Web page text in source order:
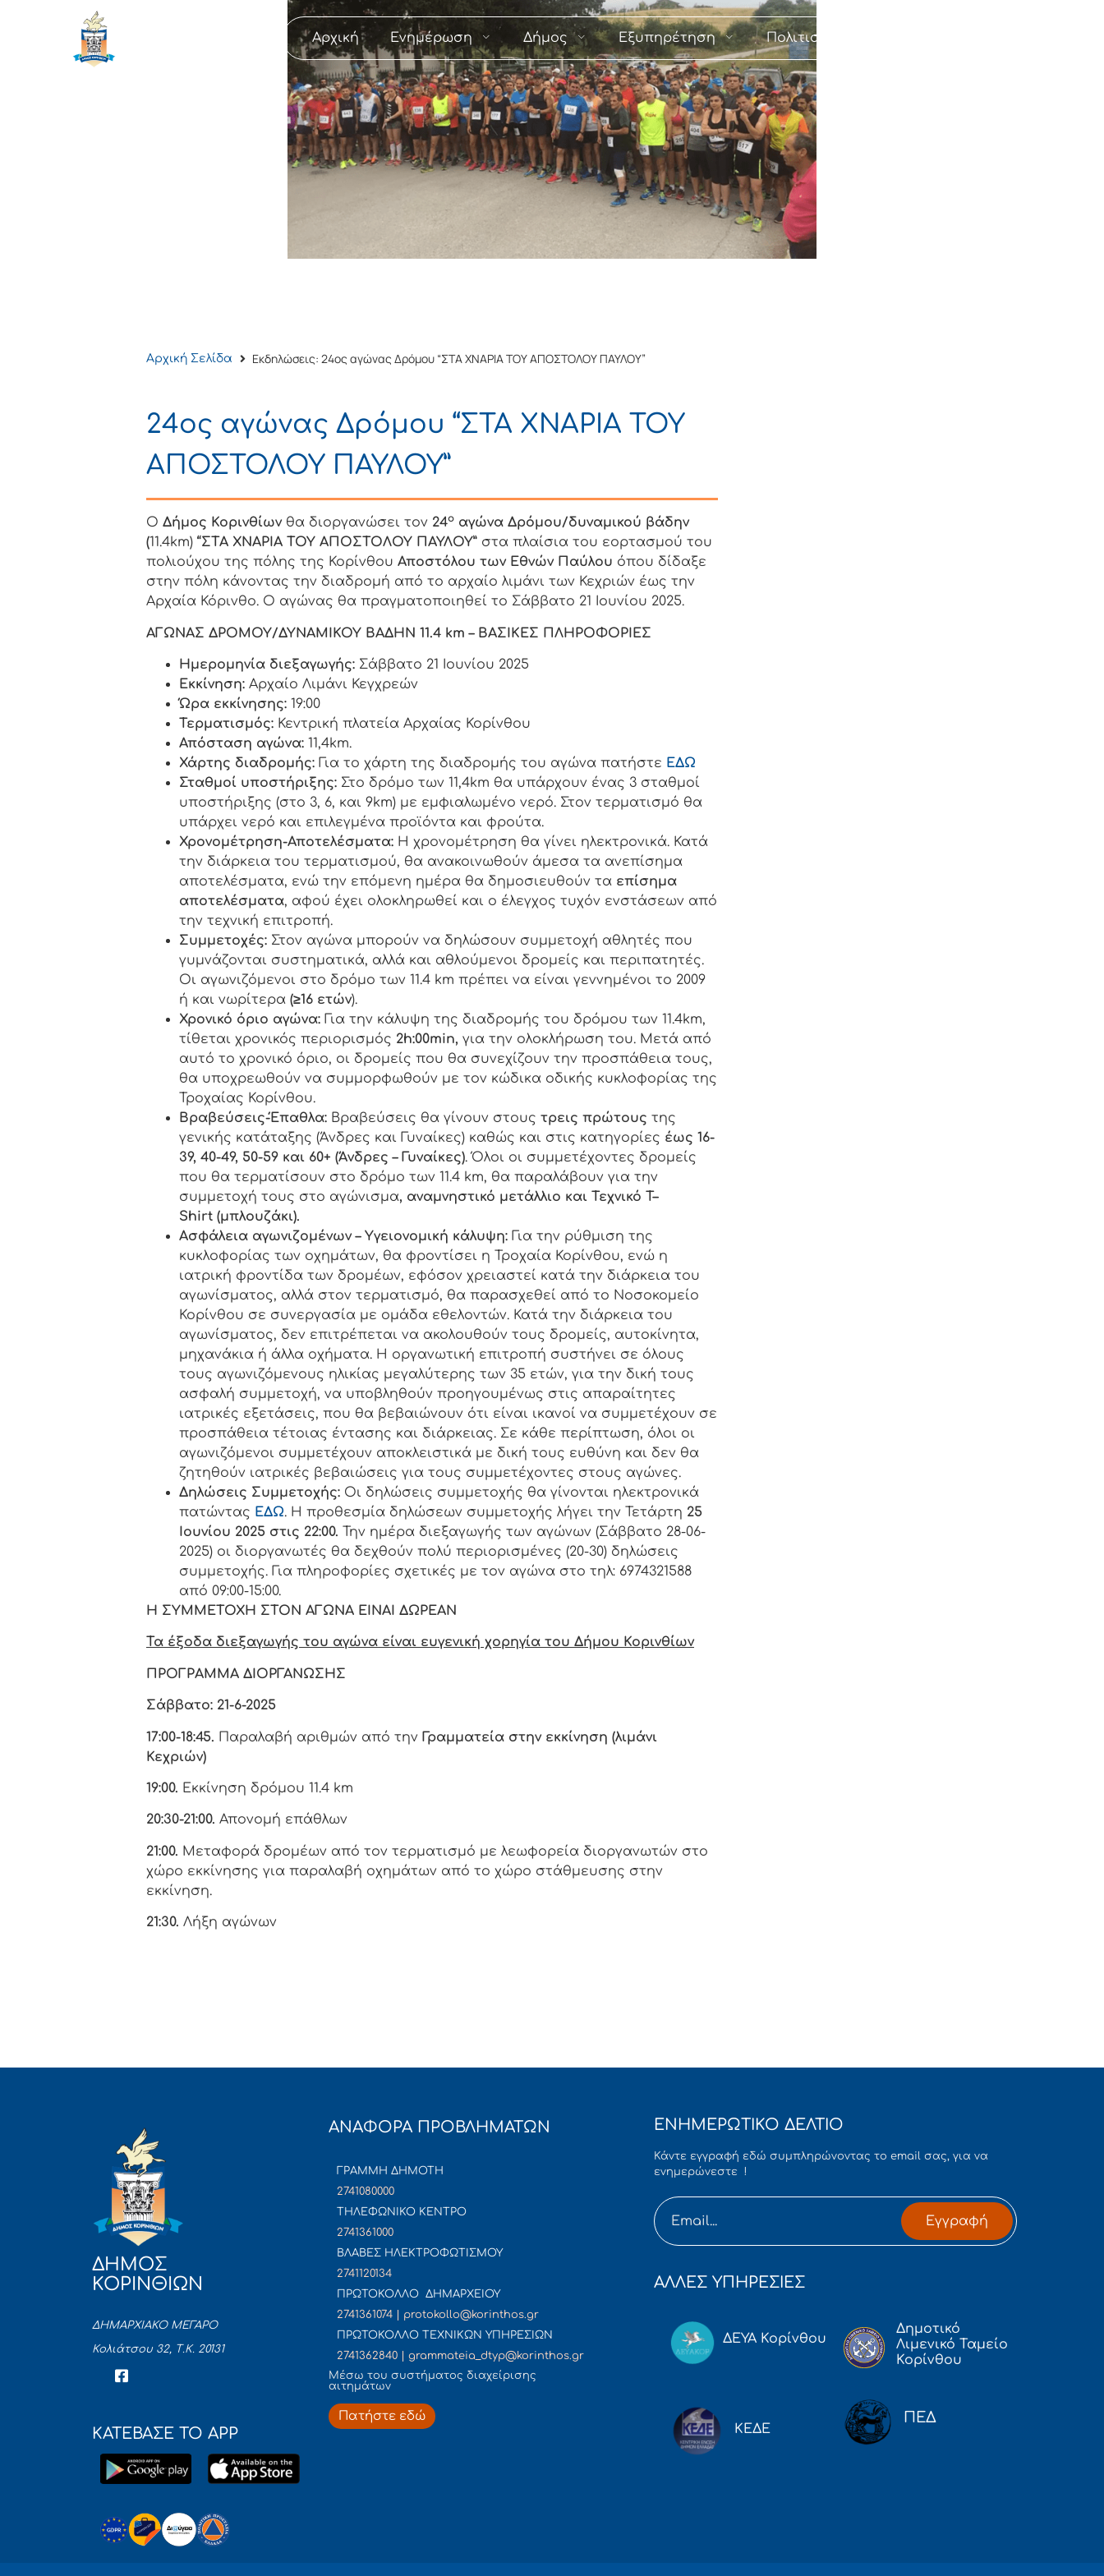
Αρχική Ενημέρωση Δήμος Εξυπηρέτηση Πολιτισμός
Αρχική Σελίδα Εκδηλώσεις: 24ος αγώνας Δρόμου “ΣΤΑ ΧΝΑΡΙΑ ΤΟΥ ΑΠΟΣΤΟΛΟΥ ΠΑΥΛΟΥ”
24ος αγώνας Δρόμου “ΣΤΑ ΧΝΑΡΙΑ ΤΟΥ
ΑΠΟΣΤΟΛΟΥ ΠΑΥΛΟΥ”
O Δήμος Κορινθίων θα διοργανώσει τον 24ο αγώνα Δρόμου/δυναμικού βάδην
(11.4km) “ΣΤΑ ΧΝΑΡΙΑ ΤΟΥ ΑΠΟΣΤΟΛΟΥ ΠΑΥΛΟΥ” στα πλαίσια του εορτασμού του
πολιούχου της πόλης της Κορίνθου Αποστόλου των Εθνών Παύλου όπου δίδαξε
στην πόλη κάνοντας την διαδρομή από το αρχαίο λιμάνι των Κεχριών έως την
Αρχαία Κόρινθο. Ο αγώνας θα πραγματοποιηθεί το Σάββατο 21 Ιουνίου 2025.
ΑΓΩΝΑΣ ΔΡΟΜΟΥ/ΔΥΝΑΜΙΚΟΥ ΒΑΔΗΝ 11.4 km – ΒΑΣΙΚΕΣ ΠΛΗΡΟΦΟΡΙΕΣ
Ημερομηνία διεξαγωγής: Σάββατο 21 Ιουνίου 2025
Εκκίνηση: Αρχαίο Λιμάνι Κεγχρεών
Ώρα εκκίνησης: 19:00
Τερματισμός: Κεντρική πλατεία Αρχαίας Κορίνθου
Απόσταση αγώνα: 11,4km.
Χάρτης διαδρομής: Για το χάρτη της διαδρομής του αγώνα πατήστε ΕΔΩ
Σταθμοί υποστήριξης: Στο δρόμο των 11,4km θα υπάρχουν ένας 3 σταθμοί
υποστήριξης (στο 3, 6, και 9km) με εμφιαλωμένο νερό. Στον τερματισμό θα
υπάρχει νερό και επιλεγμένα προϊόντα και φρούτα.
Χρονομέτρηση-Αποτελέσματα: Η χρονομέτρηση θα γίνει ηλεκτρονικά. Κατά
την διάρκεια του τερματισμού, θα ανακοινωθούν άμεσα τα ανεπίσημα
αποτελέσματα, ενώ την επόμενη ημέρα θα δημοσιευθούν τα επίσημα
αποτελέσματα, αφού έχει ολοκληρωθεί και ο έλεγχος τυχόν ενστάσεων από
την τεχνική επιτροπή.
Συμμετοχές: Στον αγώνα μπορούν να δηλώσουν συμμετοχή αθλητές που
γυμνάζονται συστηματικά, αλλά και αθλούμενοι δρομείς και περιπατητές.
Οι αγωνιζόμενοι στο δρόμο των 11.4 km πρέπει να είναι γεννημένοι το 2009
ή και νωρίτερα (≥16 ετών).
Χρονικό όριο αγώνα: Για την κάλυψη της διαδρομής του δρόμου των 11.4km,
τίθεται χρονικός περιορισμός 2h:00min, για την ολοκλήρωση του. Μετά από
αυτό το χρονικό όριο, οι δρομείς που θα συνεχίζουν την προσπάθεια τους,
θα υποχρεωθούν να συμμορφωθούν με τον κώδικα οδικής κυκλοφορίας της
Τροχαίας Κορίνθου.
Βραβεύσεις-Έπαθλα: Βραβεύσεις θα γίνουν στους τρεις πρώτους της
γενικής κατάταξης (Άνδρες και Γυναίκες) καθώς και στις κατηγορίες έως 16-
39, 40-49, 50-59 και 60+ (Άνδρες – Γυναίκες). Όλοι οι συμμετέχοντες δρομείς
που θα τερματίσουν στο δρόμο των 11.4 km, θα παραλάβουν για την
συμμετοχή τους στο αγώνισμα, αναμνηστικό μετάλλιο και Τεχνικό T–
Shirt (μπλουζάκι).
Ασφάλεια αγωνιζομένων – Υγειονομική κάλυψη: Για την ρύθμιση της
κυκλοφορίας των οχημάτων, θα φροντίσει η Τροχαία Κορίνθου, ενώ η
ιατρική φροντίδα των δρομέων, εφόσον χρειαστεί κατά την διάρκεια του
αγωνίσματος, αλλά στον τερματισμό, θα παρασχεθεί από το Νοσοκομείο
Κορίνθου σε συνεργασία με ομάδα εθελοντών. Κατά την διάρκεια του
αγωνίσματος, δεν επιτρέπεται να ακολουθούν τους δρομείς, αυτοκίνητα,
μηχανάκια ή άλλα οχήματα. Η οργανωτική επιτροπή συστήνει σε όλους
τους αγωνιζόμενους ηλικίας μεγαλύτερης των 35 ετών, για την δική τους
ασφαλή συμμετοχή, να υποβληθούν προηγουμένως στις απαραίτητες
ιατρικές εξετάσεις, που θα βεβαιώνουν ότι είναι ικανοί να συμμετέχουν σε
προσπάθεια τέτοιας έντασης και διάρκειας. Σε κάθε περίπτωση, όλοι οι
αγωνιζόμενοι συμμετέχουν αποκλειστικά με δική τους ευθύνη και δεν θα
ζητηθούν ιατρικές βεβαιώσεις για τους συμμετέχοντες στους αγώνες.
Δηλώσεις Συμμετοχής: Οι δηλώσεις συμμετοχής θα γίνονται ηλεκτρονικά
πατώντας ΕΔΩ. Η προθεσμία δηλώσεων συμμετοχής λήγει την Τετάρτη 25
Ιουνίου 2025 στις 22:00. Την ημέρα διεξαγωγής των αγώνων (Σάββατο 28-06-
2025) οι διοργανωτές θα δεχθούν πολύ περιορισμένες (20-30) δηλώσεις
συμμετοχής. Για πληροφορίες σχετικές με τον αγώνα στο τηλ: 6974321588
από 09:00-15:00.
Η ΣΥΜΜΕΤΟΧΗ ΣΤΟΝ ΑΓΩΝΑ ΕΙΝΑΙ ΔΩΡΕΑΝ
Τα έξοδα διεξαγωγής του αγώνα είναι ευγενική χορηγία του Δήμου Κορινθίων
ΠΡΟΓΡΑΜΜΑ ΔΙΟΡΓΑΝΩΣΗΣ
Σάββατο: 21-6-2025
17:00-18:45. Παραλαβή αριθμών από την Γραμματεία στην εκκίνηση (λιμάνι
Κεχριών)
19:00. Εκκίνηση δρόμου 11.4 km
20:30-21:00. Απονομή επάθλων
21:00. Μεταφορά δρομέων από τον τερματισμό με λεωφορεία διοργανωτών στο
χώρο εκκίνησης για παραλαβή οχημάτων από το χώρο στάθμευσης στην
εκκίνηση.
21:30. Λήξη αγώνων
ΔΗΜΟΣ
ΚΟΡΙΝΘΙΩΝ
ΔΗΜΑΡΧΙΑΚΟ ΜΕΓΑΡΟ
Κολιάτσου 32, Τ.Κ. 20131
ΚΑΤΕΒΑΣΕ ΤΟ APP
ΑΝΑΦΟΡΑ ΠΡΟΒΛΗΜΑΤΩΝ
ΓΡΑΜΜΗ ΔΗΜΟΤΗ
2741080000
ΤΗΛΕΦΩΝΙΚΟ ΚΕΝΤΡΟ
2741361000
ΒΛΑΒΕΣ ΗΛΕΚΤΡΟΦΩΤΙΣΜΟΥ
2741120134
ΠΡΩΤΟΚΟΛΛΟ ΔΗΜΑΡΧΕΙΟΥ
2741361074 | protokollo@korinthos.gr
ΠΡΩΤΟΚΟΛΛΟ ΤΕΧΝΙΚΩΝ ΥΠΗΡΕΣΙΩΝ
2741362840 | grammateia_dtyp@korinthos.gr
Mέσω του συστήματος διαχείρισης
αιτημάτων
Πατήστε εδώ
ΕΝΗΜΕΡΩΤΙΚΟ ΔΕΛΤΙΟ
Κάντε εγγραφή εδώ συμπληρώνοντας το email σας, για να
ενημερώνεστε !
Εγγραφή
ΑΛΛΕΣ ΥΠΗΡΕΣΙΕΣ
ΔΕΥΑ Κορίνθου
Δημοτικό
Λιμενικό Ταμείο
Κορίνθου
ΚΕΔΕ
ΠΕΔ